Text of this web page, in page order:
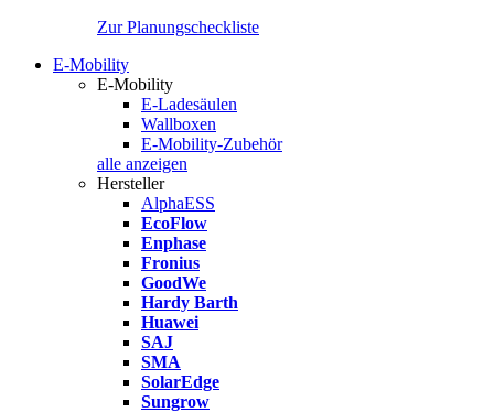
Zur Planungscheckliste
E-Mobility
E-Mobility
E-Ladesäulen
Wallboxen
E-Mobility-Zubehör
alle anzeigen
Hersteller
AlphaESS
EcoFlow
Enphase
Fronius
GoodWe
Hardy Barth
Huawei
SAJ
SMA
SolarEdge
Sungrow